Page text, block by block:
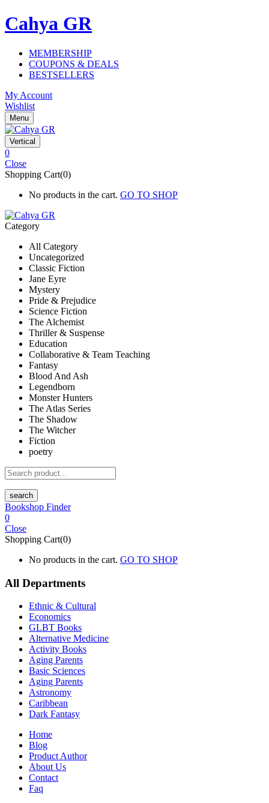
Cahya GR
MEMBERSHIP
COUPONS & DEALS
BESTSELLERS
My Account
Wishlist
Menu
Vertical
0
Close
Shopping Cart(0)
No products in the cart. GO TO SHOP
Category
All Category
Uncategorized
Classic Fiction
Jane Eyre
Mystery
Pride & Prejudice
Science Fiction
The Alchemist
Thriller & Suspense
Education
Collaborative & Team Teaching
Fantasy
Blood And Ash
Legendborn
Monster Hunters
The Atlas Series
The Shadow
The Witcher
Fiction
poetry
search
Bookshop Finder
0
Close
Shopping Cart(0)
No products in the cart. GO TO SHOP
All Departments
Ethnic & Cultural
Economics
GLBT Books
Alternative Medicine
Activity Books
Aging Parents
Basic Sciences
Aging Parents
Astronomy
Caribbean
Dark Fantasy
Home
Blog
Product Author
About Us
Contact
Faq